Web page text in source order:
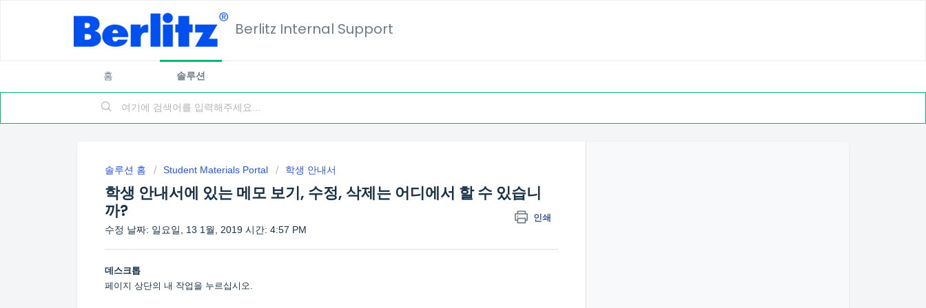
Berlitz Internal Support
홈 솔루션
솔루션 홈 Student Materials Portal 학생 안내서
학생 안내서에 있는 메모 보기, 수정, 삭제는 어디에서 할 수 있습니
까?
인쇄
수정 날짜: 일요일, 13 1월, 2019 시간: 4:57 PM
데스크톱
페이지 상단의 내 작업을 누르십시오.